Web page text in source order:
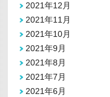
2021年12月
2021年11月
2021年10月
2021年9月
2021年8月
2021年7月
2021年6月